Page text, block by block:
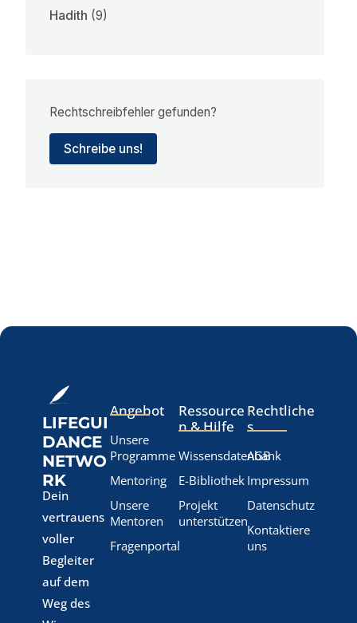
Hadith (9)
Rechtschreibfehler gefunden?
Schreibe uns!
LIFEGUI
DANCE
NETWO
RK
Dein
vertrauens
voller
Begleiter
auf dem
Weg des
Angebot
Unsere
Programme
Mentoring
Unsere
Mentoren
Fragenportal
Ressource
n & Hilfe
Wissensdatenbank
E-Bibliothek
Projekt
unterstützen
Rechtliche
s
AGB
Impressum
Datenschutz
Kontaktiere
uns